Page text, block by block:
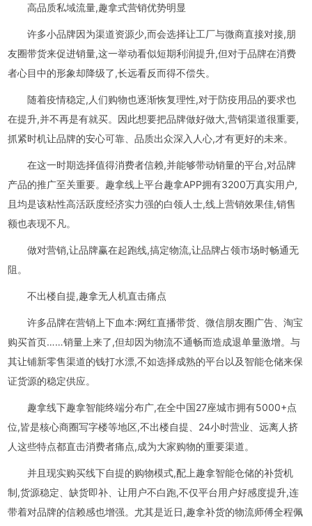
高品质私域流量,趣拿式营销优势明显
许多小品牌因为渠道资源少,而会选择让工厂与微商直接对接,朋
友圈带货来促进销量,这一举动看似短期利润提升,但对于品牌在消费
者心目中的形象却降级了,长远看反而得不偿失。
随着疫情稳定,人们购物也逐渐恢复理性,对于防疫用品的要求也
在提升,并不再是有就买。因此想要把品牌做好做大,营销渠道很重要,
抓紧时机让品牌的安心可靠、品质出众深入人心,才有更好的未来。
在这一时期选择值得消费者信赖,并能够带动销量的平台,对品牌
产品的推广至关重要。趣拿线上平台趣拿APP拥有3200万真实用户,
且均是该粘性高活跃度经济实力强的白领人士,线上营销效果佳,销售
额也表现不凡。
做对营销,让品牌赢在起跑线,搞定物流,让品牌占领市场时畅通无
阻。
不出楼自提,趣拿无人机直击痛点
许多品牌在营销上下血本:网红直播带货、微信朋友圈广告、淘宝
购买首页……销量上来了,但却因为物流不通畅而造成退单量激增。与
其让铺新零售渠道的钱打水漂,不如选择成熟的平台以及智能仓储来保
证货源的稳定供应。
趣拿线下趣拿智能终端分布广,在全中国27座城市拥有5000+点
位,皆是核心商圈写字楼等地区,不出楼自提、24小时营业、远离人挤
人这些特点都直击消费者痛点,成为大家购物的重要渠道。
并且现实购买线下自提的购物模式,配上趣拿智能仓储的补货机
制,货源稳定、缺货即补、让用户不白跑,不仅平台用户好感度提升,连
带着对品牌的信赖感也增强。尤其是近日,趣拿补货的物流师傅全程佩